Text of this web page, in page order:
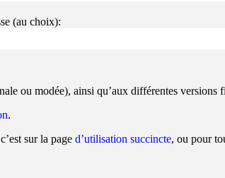
(au choix):
ou modée), ainsi qu’aux différentes versions
.
sur la page d’utilisation succincte, ou pour